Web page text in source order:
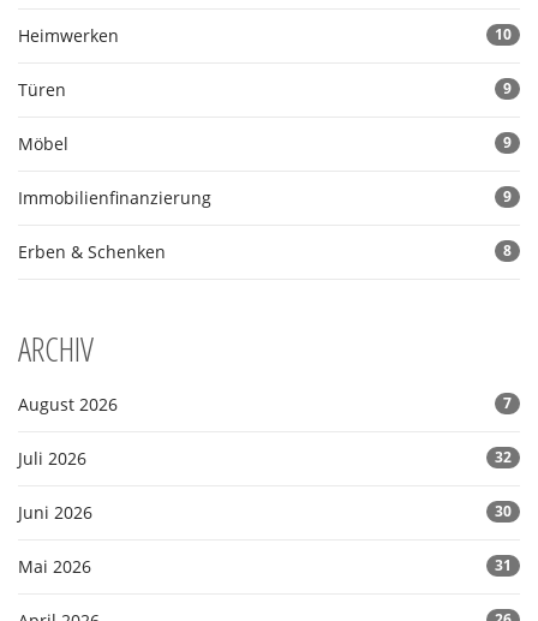
Heimwerken 10
Türen 9
Möbel 9
Immobilienfinanzierung 9
Erben & Schenken 8
ARCHIV
August 2026 7
Juli 2026 32
Juni 2026 30
Mai 2026 31